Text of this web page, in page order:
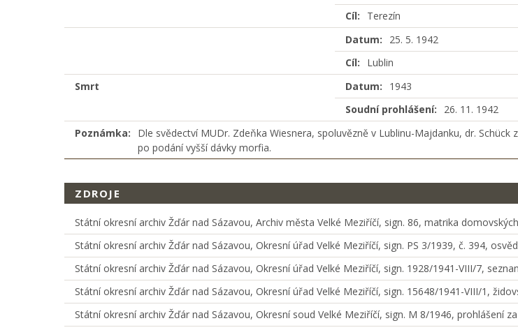
Cíl:
Terezín
Datum:
25. 5. 1942
Cíl:
Lublin
Smrt
Datum: 1943
Soudní prohlášení:
26. 11. 1942
Poznámka:
Dle svědectví MUDr. Zdeňka Wiesnera, spoluvězně v Lublinu-Majdanku, dr.
po podání vyšší dávky morfia.
ZDROJE
Státní okresní archiv Žďár nad Sázavou, Archiv města Velké Meziříčí, sign. 86, matrika
Státní okresní archiv Žďár nad Sázavou, Okresní úřad Velké Meziříčí, sign. PS 3/1939, č. 394,
Státní okresní archiv Žďár nad Sázavou, Okresní úřad Velké Meziříčí, sign. 1928/1941-VIII/7,
Státní okresní archiv Žďár nad Sázavou, Okresní úřad Velké Meziříčí, sign. 15648/1941-VIII/1,
Státní okresní archiv Žďár nad Sázavou, Okresní soud Velké Meziříčí, sign. M 8/1946, prohlášení